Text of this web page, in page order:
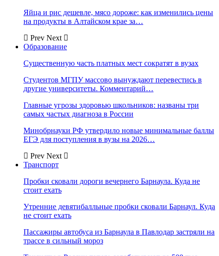
Яйца и рис дешевле, мясо дороже: как изменились цены
на продукты в Алтайском крае за…
Prev Next
Образование
Существенную часть платных мест сократят в вузах
Студентов МГПУ массово вынуждают перевестись в
другие университеты. Комментарий…
Главные угрозы здоровью школьников: названы три
самых частых диагноза в России
Минобрнауки РФ утвердило новые минимальные баллы
ЕГЭ для поступления в вузы на 2026…
Prev Next
Транспорт
Пробки сковали дороги вечернего Барнаула. Куда не
стоит ехать
Утренние девятибалльные пробки сковали Барнаул. Куда
не стоит ехать
Пассажиры автобуса из Барнаула в Павлодар застряли на
трассе в сильный мороз